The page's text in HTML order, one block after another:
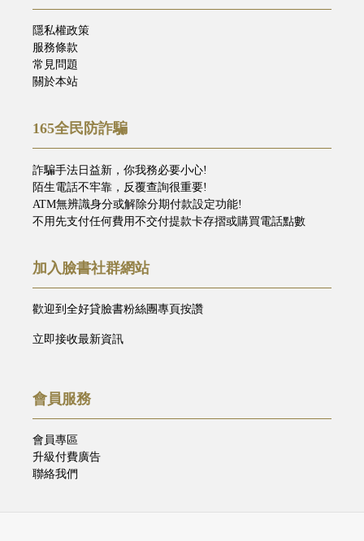
隱私權政策
服務條款
常見問題
關於本站
165全民防詐騙
詐騙手法日益新，你我務必要小心!
陌生電話不牢靠，反覆查詢很重要!
ATM無辨識身分或解除分期付款設定功能!
不用先支付任何費用不交付提款卡存摺或購買電話點數
加入臉書社群網站
歡迎到全好貸臉書粉絲團專頁按讚
立即接收最新資訊
會員服務
會員專區
升級付費廣告
聯絡我們